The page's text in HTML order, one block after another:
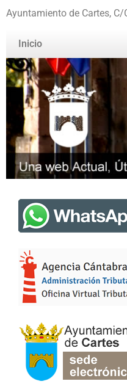
Ayuntamiento de Cartes, C/
Inicio